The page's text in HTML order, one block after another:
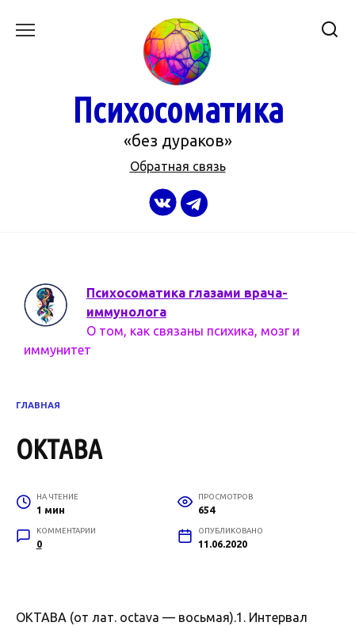
Психосоматика
«без дураков»
Обратная связь
Психосоматика глазами врача-
иммунолога
О том, как связаны психика, мозг и
иммунитет
ГЛАВНАЯ
ОКТАВА
НА ЧТЕНИЕ
1 мин
ПРОСМОТРОВ
654
КОММЕНТАРИИ
0
ОПУБЛИКОВАНО
11.06.2020
ОКТАВА (от лат. octava — восьмая).1. Интервал